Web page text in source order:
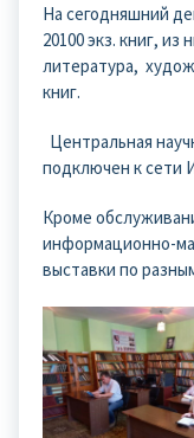
На сегодняшний
20100 экз. книг,
литература,
книг.
Центральная
подключен к сети
Кроме
информационно-
выставки по